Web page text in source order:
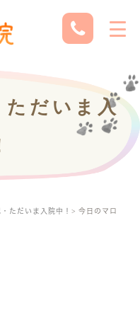
ただいま入
ただいま入院中！ 今日のマロ